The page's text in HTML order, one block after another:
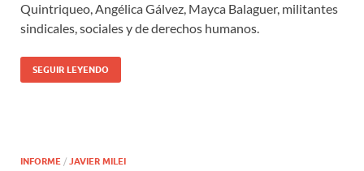
Quintriqueo, Angélica Gálvez, Mayca Balaguer, militantes
sindicales, sociales y de derechos humanos.
SEGUIR LEYENDO
INFORME / JAVIER MILEI